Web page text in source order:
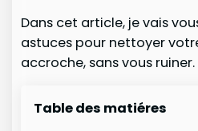
Dans cet article, je vais
astuces pour nettoyer
accroche, sans vous ruiner.
Table des matiéres